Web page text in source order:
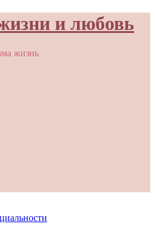
и любовь
жизнь